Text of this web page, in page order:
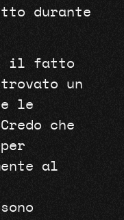
durante
il fatto
un
le
che
al